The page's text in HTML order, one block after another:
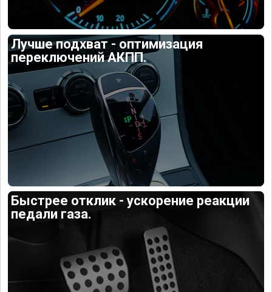
Лучше подхват - оптимизация
переключений АКПП.
Быстрее отклик - ускорение реакции
педали газа.